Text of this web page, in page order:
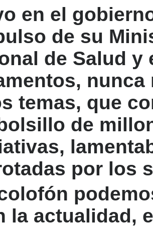
en el
de su
de Salud y
, nunca
temas, que
de
por los
la actualidad,